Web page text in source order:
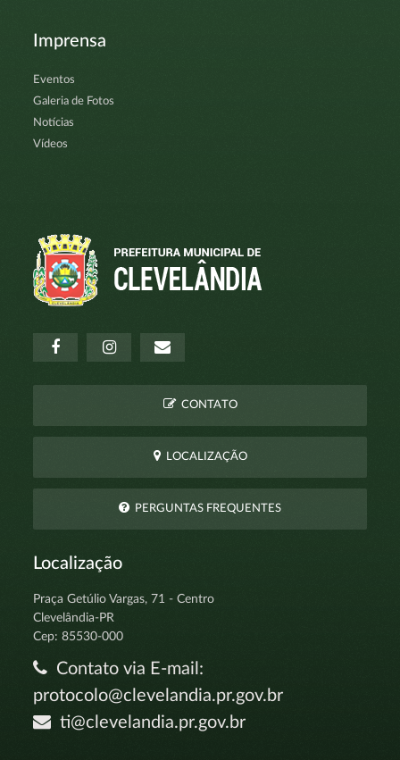
Imprensa
Eventos
Galeria de Fotos
Notícias
Vídeos
CONTATO
LOCALIZAÇÃO
PERGUNTAS FREQUENTES
Localização
Praça Getúlio Vargas, 71 - Centro
Clevelândia-PR
Cep: 85530-000
Contato via E-mail:
protocolo@clevelandia.pr.gov.br
ti@clevelandia.pr.gov.br